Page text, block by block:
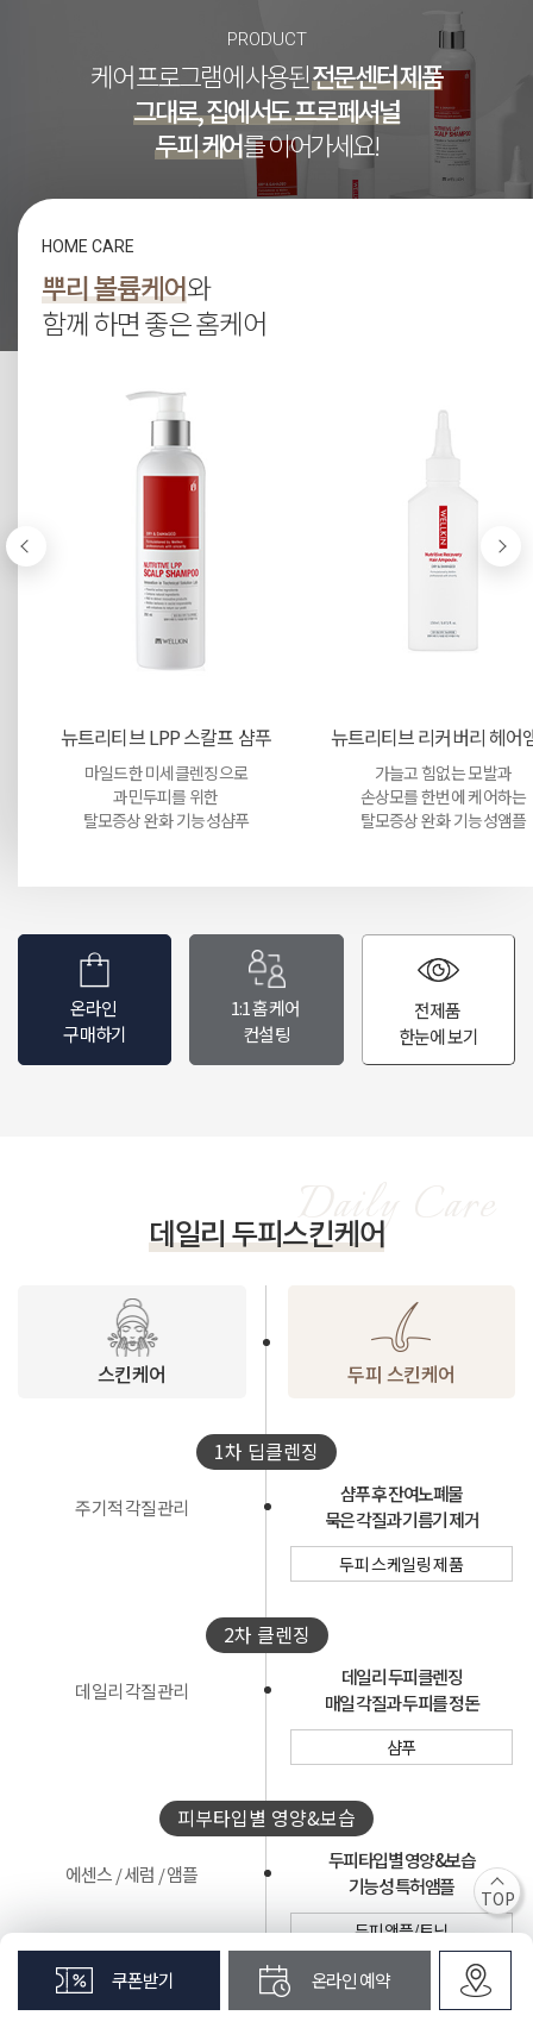
쿠폰받기 온라인 예약
PRODUCT
케어 프로그램에 사용된전문센터 제품
그대로, 집에서도 프로페셔널
두피 케어를 이어가세요!
HOME CARE
뿌리 볼륨케어와
함께 하면 좋은 홈케어
뉴트리티브 LPP 스칼프 샴푸
마일드한 미세클렌징으로
과민두피를 위한
탈모증상 완화 기능성샴푸
뉴트리티브 리커버리 헤어
가늘고 힘없는 모발과
손상모를 한번에 케어하는
탈모증상 완화 기능성앰플
온라인
구매하기
1:1 홈케어
컨설팅
전제품
한눈에 보기
데일리 두피스킨케어
스킨케어 두피 스킨케어
1차 딥클렌징
주기적 각질관리
샴푸 후 잔여노폐물
묵은 각질과 기름기 제거
두피 스케일링 제품
2차 클렌징
데일리 각질관리
데일리 두피클렌징
매일 각질과 두피를 정돈
샴푸
피부타입별 영양&보습
에센스 / 세럼 / 앰플
두피타입별 영양&보습
기능성 특허앰플
두피앰플/토닉
집중적인 영양성분
TOP